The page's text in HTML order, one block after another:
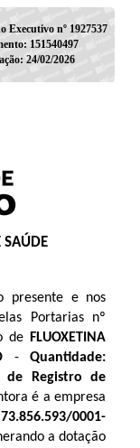
Executivo nº 1927537
151540497
24/02/2026
SAÚDE
presente e nos
Portarias nº
de
FLUOXETINA
-Quantidade:
de Registro de
é a empresa
73.856.593/0001-
a dotação